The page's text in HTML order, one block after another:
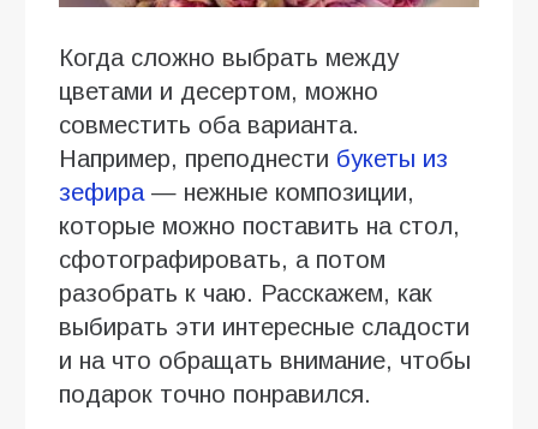
Когда сложно выбрать между
цветами и десертом, можно
совместить оба варианта.
Например, преподнести букеты из
зефира— нежные композиции,
которые можно поставить на стол,
сфотографировать, а потом
разобрать к чаю. Расскажем, как
выбирать эти интересные сладости
и на что обращать внимание, чтобы
подарок точно понравился.